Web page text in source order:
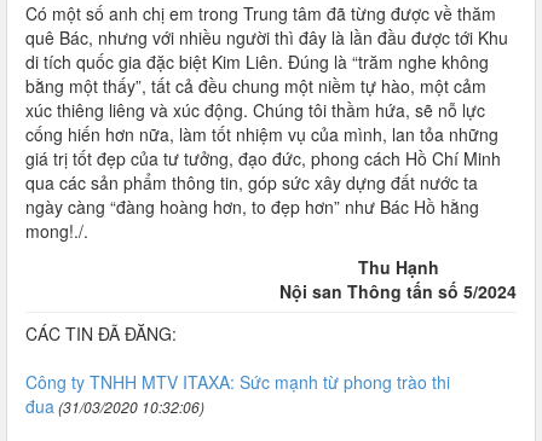
Có một số anh chị em trong Trung tâm đã từng được về thăm
quê Bác, nhưng với nhiều người thì đây là lần đầu được tới Khu
di tích quốc gia đặc biệt Kim Liên. Đúng là “trăm nghe không
bằng một thấy”, tất cả đều chung một niềm tự hào, một cảm
xúc thiêng liêng và xúc động. Chúng tôi thầm hứa, sẽ nỗ lực
cống hiến hơn nữa, làm tốt nhiệm vụ của mình, lan tỏa những
giá trị tốt đẹp của tư tưởng, đạo đức, phong cách Hồ Chí Minh
qua các sản phẩm thông tin, góp sức xây dựng đất nước ta
ngày càng “đàng hoàng hơn, to đẹp hơn” như Bác Hồ hằng
mong!./.
Thu Hạnh
Nội san Thông tấn số 5/2024
CÁC TIN ĐÃ ĐĂNG:
Công ty TNHH MTV ITAXA: Sức mạnh từ phong trào thi
đua(31/03/2020 10:32:06)